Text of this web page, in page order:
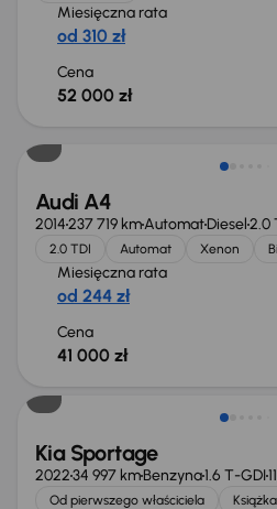
Miesięczna rata
od 310 zł
Cena
52 000 zł
Audi A4
2014237 719 kmAutomatDiesel2.0
2.0 TDI Automat Xenon
Miesięczna rata
od 244 zł
Cena
41 000 zł
Kia Sportage
202234 997 kmBenzyna1.6 T-GDI
Od pierwszego właściciela